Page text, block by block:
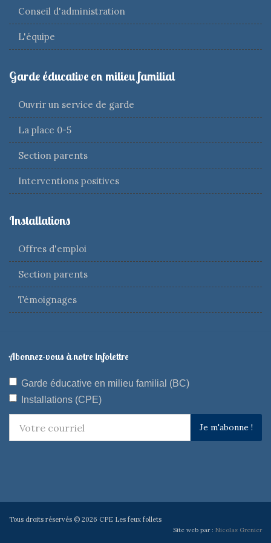
Conseil d'administration
L'équipe
Garde éducative en milieu familial
Ouvrir un service de garde
La place 0-5
Section parents
Interventions positives
Installations
Offres d'emploi
Section parents
Témoignages
Abonnez-vous à notre infolettre
Garde éducative en milieu familial (BC)
Installations (CPE)
Je m'abonne !
Tous droits réservés © 2026 CPE Les feux follets
Site web par : Nicolas Grenier